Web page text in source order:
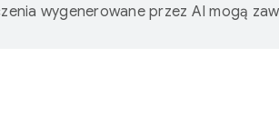
wygenerowane przez AI mogą